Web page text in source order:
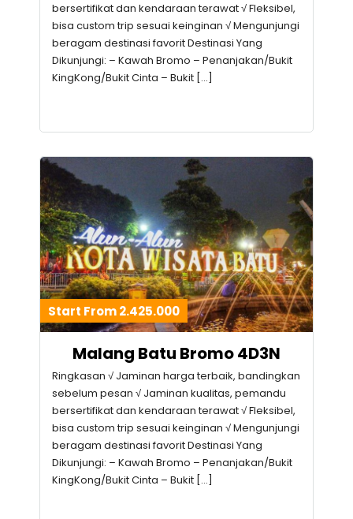
bersertifikat dan kendaraan terawat √ Fleksibel,
bisa custom trip sesuai keinginan √ Mengunjungi
beragam destinasi favorit Destinasi Yang
Dikunjungi: – Kawah Bromo – Penanjakan/Bukit
KingKong/Bukit Cinta – Bukit […]
Start From 2.425.000
Malang Batu Bromo 4D3N
Ringkasan √ Jaminan harga terbaik, bandingkan
sebelum pesan √ Jaminan kualitas, pemandu
bersertifikat dan kendaraan terawat √ Fleksibel,
bisa custom trip sesuai keinginan √ Mengunjungi
beragam destinasi favorit Destinasi Yang
Dikunjungi: – Kawah Bromo – Penanjakan/Bukit
KingKong/Bukit Cinta – Bukit […]